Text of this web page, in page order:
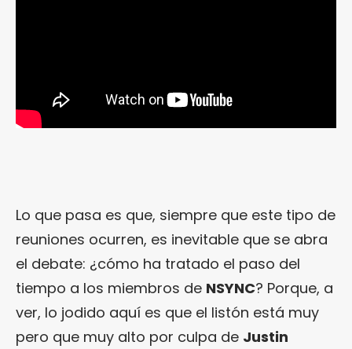
Lo que pasa es que, siempre que este tipo de
reuniones ocurren, es inevitable que se abra
el debate: ¿cómo ha tratado el paso del
tiempo a los miembros de NSYNC? Porque, a
ver, lo jodido aquí es que el listón está muy
pero que muy alto por culpa de Justin